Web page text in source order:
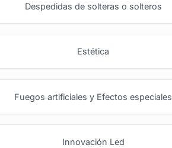
Despedidas de solteras o solteros
Estética
Fuegos artificiales y Efectos especiales
Innovación Led